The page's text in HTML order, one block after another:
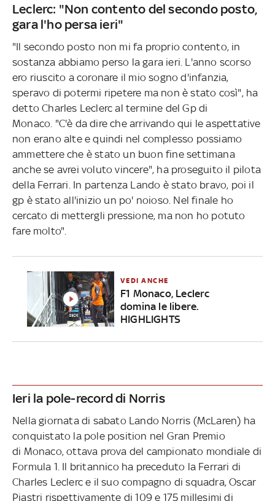
Leclerc: "Non contento del secondo posto,
gara l'ho persa ieri"
"Il secondo posto non mi fa proprio contento, in
sostanza abbiamo perso la gara ieri. L'anno scorso
ero riuscito a coronare il mio sogno d'infanzia,
speravo di potermi ripetere ma non è stato così", ha
detto Charles Leclerc al termine del Gp di
Monaco. "C'è da dire che arrivando qui le aspettative
non erano alte e quindi nel complesso possiamo
ammettere che è stato un buon fine settimana
anche se avrei voluto vincere", ha proseguito il pilota
della Ferrari. In partenza Lando è stato bravo, poi il
gp è stato all'inizio un po' noioso. Nel finale ho
cercato di mettergli pressione, ma non ho potuto
fare molto".
VEDI ANCHE
F1 Monaco, Leclerc
domina le libere.
HIGHLIGHTS
Ieri la pole-record di Norris
Nella giornata di sabato Lando Norris (McLaren) ha
conquistato la pole position nel Gran Premio
di Monaco, ottava prova del campionato mondiale di
Formula 1. Il britannico ha preceduto la Ferrari di
Charles Leclerc e il suo compagno di squadra, Oscar
Piastri rispettivamente di 109 e 175 millesimi di